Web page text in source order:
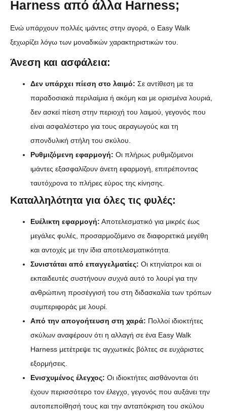
Harness από άλλα Harness;
Ενώ υπάρχουν πολλές ιμάντες στην αγορά, ο Easy Walk
ξεχωρίζει λόγω των μοναδικών χαρακτηριστικών του.
Άνεση και ασφάλεια:
Δεν υπάρχει πίεση στο λαιμό: Σε αντίθεση με τα
παραδοσιακά περιλαίμια ή ακόμη και με ορισμένα λουριά,
δεν ασκεί πίεση στην περιοχή του λαιμού, γεγονός που
είναι ασφαλέστερο για τους αεραγωγούς και τη
σπονδυλική στήλη του σκύλου.
Ρυθμιζόμενη εφαρμογή: Οι πλήρως ρυθμιζόμενοι
ιμάντες εξασφαλίζουν άνετη εφαρμογή, επιτρέποντας
ταυτόχρονα το πλήρες εύρος της κίνησης.
Καταλληλότητα για όλες τις φυλές:
Ευέλικτη εφαρμογή: Αποτελεσματικό για μικρές έως
μεγάλες φυλές, προσαρμοζόμενο σε διαφορετικά μεγέθη
και αντοχές με την ίδια αποτελεσματικότητα.
Συνιστάται από επαγγελματίες: Οι κτηνίατροι και οι
εκπαιδευτές συστήνουν συχνά αυτό το λουρί για την
ανθρώπινη προσέγγισή του στη διδασκαλία των τρόπων
συμπεριφοράς με λουρί.
Από την απογοήτευση στη χαρά: Πολλοί ιδιοκτήτες
σκύλων αναφέρουν ότι η αλλαγή σε ένα Easy Walk
Harness μετέτρεψε τις αγχωτικές βόλτες σε ευχάριστες
εξορμήσεις.
Ενισχυμένος έλεγχος: Οι ιδιοκτήτες αισθάνονται ότι
έχουν περισσότερο τον έλεγχο, γεγονός που αυξάνει την
αυτοπεποίθησή τους και την ανταπόκριση του σκύλου